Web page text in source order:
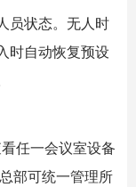
员状态。无人时
时自动恢复预设
任一会议室设备
部可统一管理所